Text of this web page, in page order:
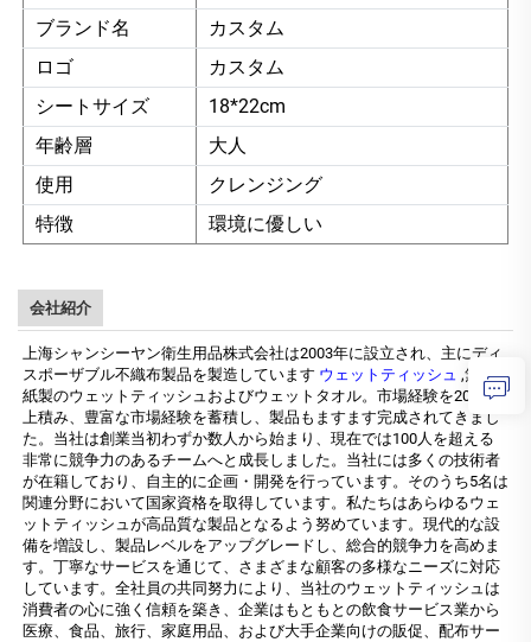
ブランド名
カスタム
ロゴ
カスタム
シートサイズ
18*22cm
年齢層
大人
使用
クレンジング
特徴
環境に優しい
会社紹介
上海シャンシーヤン衛生用品株式会社は2003年に設立され、主にディ
スポーザブル不織布製品を製造しています ウェットティッシュ ,無塵
紙製のウェットティッシュおよびウェットタオル。市場経験を20年以
上積み、豊富な市場経験を蓄積し、製品もますます完成されてきまし
た。当社は創業当初わずか数人から始まり、現在では100人を超える
非常に競争力のあるチームへと成長しました。当社には多くの技術者
が在籍しており、自主的に企画・開発を行っています。そのうち5名は
関連分野において国家資格を取得しています。私たちはあらゆるウェ
ットティッシュが高品質な製品となるよう努めています。現代的な設
備を増設し、製品レベルをアップグレードし、総合的競争力を高めま
す。丁寧なサービスを通じて、さまざまな顧客の多様なニーズに対応
しています。全社員の共同努力により、当社のウェットティッシュは
消費者の心に強く信頼を築き、企業はもともとの飲食サービス業から
医療、食品、旅行、家庭用品、および大手企業向けの販促、配布サー